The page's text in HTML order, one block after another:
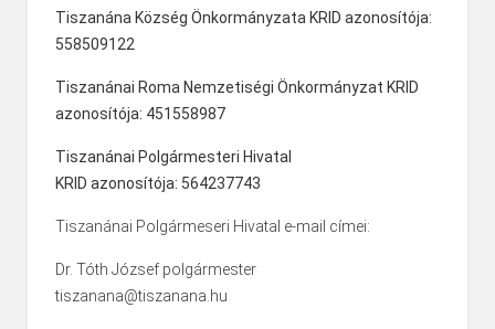
Tiszanána Község Önkormányzata KRID azonosítója:
558509122
Tiszanánai Roma Nemzetiségi Önkormányzat KRID
azonosítója: 451558987
Tiszanánai Polgármesteri Hivatal
KRID azonosítója: 564237743
Tiszanánai Polgármeseri Hivatal e-mail címei:
Dr. Tóth József polgármester
tiszanana@tiszanana.hu